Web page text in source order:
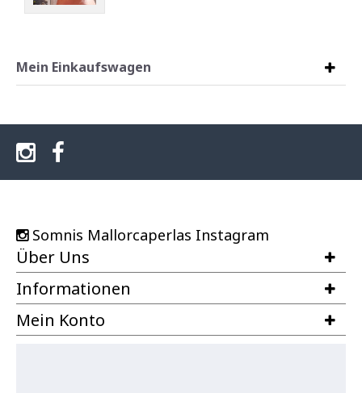
Mein Einkaufswagen
Somnis Mallorcaperlas Instagram
Über Uns
Informationen
Mein Konto